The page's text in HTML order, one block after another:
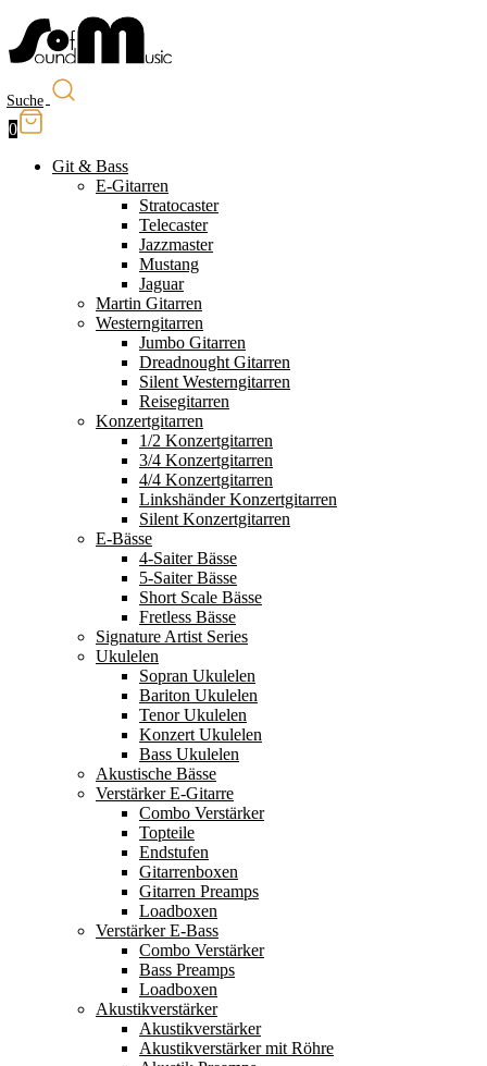
Suche
0
Git & Bass
E-Gitarren
Stratocaster
Telecaster
Jazzmaster
Mustang
Jaguar
Martin Gitarren
Westerngitarren
Jumbo Gitarren
Dreadnought Gitarren
Silent Westerngitarren
Reisegitarren
Konzertgitarren
1/2 Konzertgitarren
3/4 Konzertgitarren
4/4 Konzertgitarren
Linkshänder Konzertgitarren
Silent Konzertgitarren
E-Bässe
4-Saiter Bässe
5-Saiter Bässe
Short Scale Bässe
Fretless Bässe
Signature Artist Series
Ukulelen
Sopran Ukulelen
Bariton Ukulelen
Tenor Ukulelen
Konzert Ukulelen
Bass Ukulelen
Akustische Bässe
Verstärker E-Gitarre
Combo Verstärker
Topteile
Endstufen
Gitarrenboxen
Gitarren Preamps
Loadboxen
Verstärker E-Bass
Combo Verstärker
Bass Preamps
Loadboxen
Akustikverstärker
Akustikverstärker
Akustikverstärker mit Röhre